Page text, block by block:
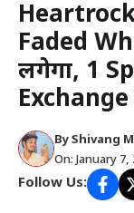
Faded
लगेगा, 1
ByShivang
On: January 7,
Follow Us: